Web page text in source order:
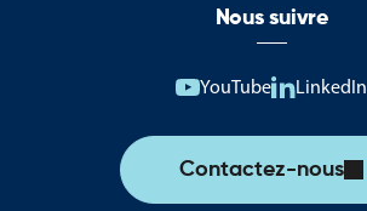
Nous suivre
YouTube LinkedIn
Contactez-nous